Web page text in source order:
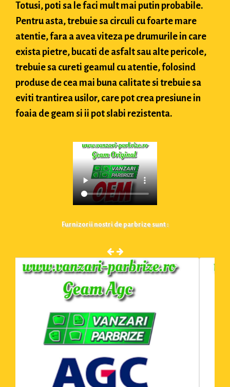
Totusi, poti sa le faci mult mai putin probabile.
Pentru asta, trebuie sa circuli cu foarte mare
atentie, fara a avea viteza pe drumurile in care
exista pietre, bucati de asfalt sau alte pericole,
trebuie sa cureti geamul cu atentie, folosind
produse de cea mai buna calitate si trebuie sa
eviti trantirea usilor, care pot crea presiune in
foaia de geam si ii pot slabi rezistenta.
Furnizorii nostri de parbrize sunt :